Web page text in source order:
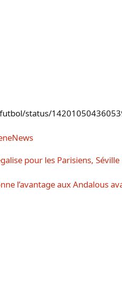
status/
pour les Parisiens, Séville
l’avantage aux Andalous